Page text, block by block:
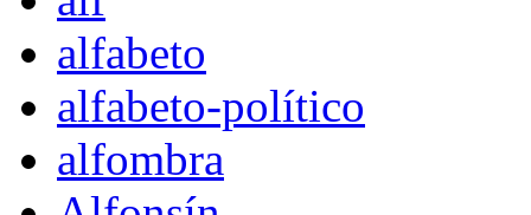
alfabeto
alfabeto-político
alfombra